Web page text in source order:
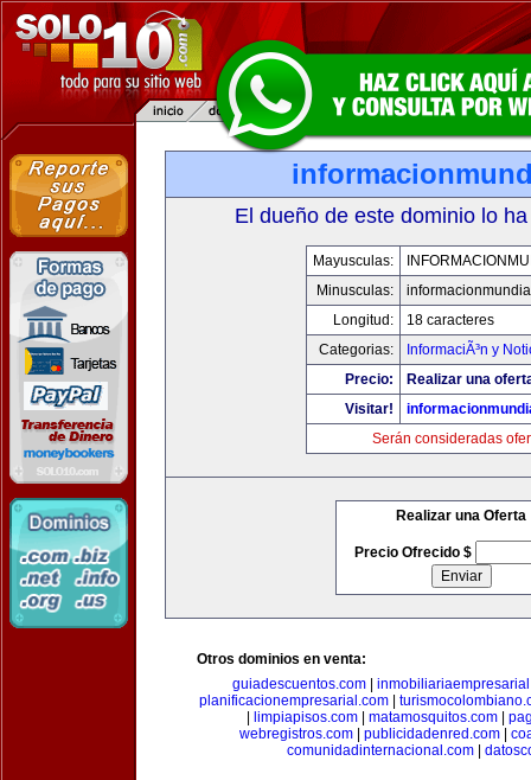
El dueño de este dominio lo
Mayusculas:
Minusculas:
Longitud:
18 caracteres
Categorias:
InformaciÃ³n y
Precio:
Realizar una
Visitar!
Serán consideradas
Realizar una Oferta
Precio Ofrecido $
Otros dominios en venta:
guiadescuentos.com
planificacionempresarial.com
limpiapisos.com| matamosquitos.com|
webregistros.com| publicidadenred.com|
comunidadinternacional.com|